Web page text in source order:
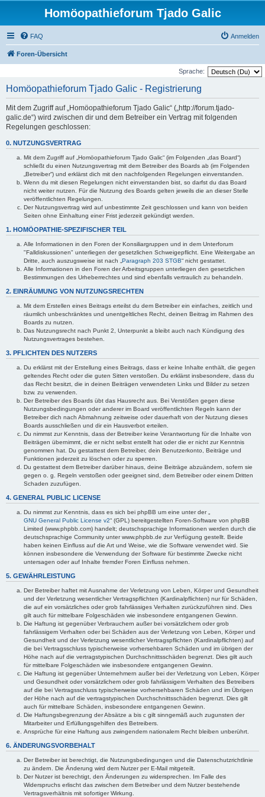
Homöopathieforum Tjado Galic
FAQ Anmelden
Foren-Übersicht
Sprache:
Homöopathieforum Tjado Galic - Registrierung
Mit dem Zugriff auf „Homöopathieforum Tjado Galic“ („http://forum.tjado-
galic.de“) wird zwischen dir und dem Betreiber ein Vertrag mit folgenden
Regelungen geschlossen:
0. NUTZUNGSVERTRAG
Mit dem Zugriff auf „Homöopathieforum Tjado Galic“ (im Folgenden „das Board“)
schließt du einen Nutzungsvertrag mit dem Betreiber des Boards ab (im Folgenden
„Betreiber“) und erklärst dich mit den nachfolgenden Regelungen einverstanden.
Wenn du mit diesen Regelungen nicht einverstanden bist, so darfst du das Board
nicht weiter nutzen. Für die Nutzung des Boards gelten jeweils die an dieser Stelle
veröffentlichten Regelungen.
Der Nutzungsvertrag wird auf unbestimmte Zeit geschlossen und kann von beiden
Seiten ohne Einhaltung einer Frist jederzeit gekündigt werden.
1. HOMÖOPATHIE-SPEZIFISCHER TEIL
Alle Informationen in den Foren der Konsiliargruppen und in dem Unterforum
"Falldiskussionen" unterliegen der gesetzlichen Schweigepflicht. Eine Weitergabe an
Dritte, auch auszugsweise ist nach „ Paragraph 203 STGB“ nicht gestattet.
Alle Informationen in den Foren der Arbeitsgruppen unterliegen den gesetzlichen
Bestimmungen des Urheberrechtes und sind ebenfalls vertraulich zu behandeln.
2. EINRÄUMUNG VON NUTZUNGSRECHTEN
Mit dem Erstellen eines Beitrags erteilst du dem Betreiber ein einfaches, zeitlich und
räumlich unbeschränktes und unentgeltliches Recht, deinen Beitrag im Rahmen des
Boards zu nutzen.
Das Nutzungsrecht nach Punkt 2, Unterpunkt a bleibt auch nach Kündigung des
Nutzungsvertrages bestehen.
3. PFLICHTEN DES NUTZERS
Du erklärst mit der Erstellung eines Beitrags, dass er keine Inhalte enthält, die gegen
geltendes Recht oder die guten Sitten verstoßen. Du erklärst insbesondere, dass du
das Recht besitzt, die in deinen Beiträgen verwendeten Links und Bilder zu setzen
bzw. zu verwenden.
Der Betreiber des Boards übt das Hausrecht aus. Bei Verstößen gegen diese
Nutzungsbedingungen oder anderer im Board veröffentlichten Regeln kann der
Betreiber dich nach Abmahnung zeitweise oder dauerhaft von der Nutzung dieses
Boards ausschließen und dir ein Hausverbot erteilen.
Du nimmst zur Kenntnis, dass der Betreiber keine Verantwortung für die Inhalte von
Beiträgen übernimmt, die er nicht selbst erstellt hat oder die er nicht zur Kenntnis
genommen hat. Du gestattest dem Betreiber, dein Benutzerkonto, Beiträge und
Funktionen jederzeit zu löschen oder zu sperren.
Du gestattest dem Betreiber darüber hinaus, deine Beiträge abzuändern, sofern sie
gegen o. g. Regeln verstoßen oder geeignet sind, dem Betreiber oder einem Dritten
Schaden zuzufügen.
4. GENERAL PUBLIC LICENSE
Du nimmst zur Kenntnis, dass es sich bei phpBB um eine unter der „
GNU General Public License v2“ (GPL) bereitgestellten Foren-Software von phpBB
Limited (www.phpbb.com) handelt; deutschsprachige Informationen werden durch die
deutschsprachige Community unter www.phpbb.de zur Verfügung gestellt. Beide
haben keinen Einfluss auf die Art und Weise, wie die Software verwendet wird. Sie
können insbesondere die Verwendung der Software für bestimmte Zwecke nicht
untersagen oder auf Inhalte fremder Foren Einfluss nehmen.
5. GEWÄHRLEISTUNG
Der Betreiber haftet mit Ausnahme der Verletzung von Leben, Körper und Gesundheit
und der Verletzung wesentlicher Vertragspflichten (Kardinalpflichten) nur für Schäden,
die auf ein vorsätzliches oder grob fahrlässiges Verhalten zurückzuführen sind. Dies
gilt auch für mittelbare Folgeschäden wie insbesondere entgangenen Gewinn.
Die Haftung ist gegenüber Verbrauchern außer bei vorsätzlichem oder grob
fahrlässigem Verhalten oder bei Schäden aus der Verletzung von Leben, Körper und
Gesundheit und der Verletzung wesentlicher Vertragspflichten (Kardinalpflichten) auf
die bei Vertragsschluss typischerweise vorhersehbaren Schäden und im übrigen der
Höhe nach auf die vertragstypischen Durchschnittsschäden begrenzt. Dies gilt auch
für mittelbare Folgeschäden wie insbesondere entgangenen Gewinn.
Die Haftung ist gegenüber Unternehmern außer bei der Verletzung von Leben, Körper
und Gesundheit oder vorsätzlichem oder grob fahrlässigem Verhalten des Betreibers
auf die bei Vertragsschluss typischerweise vorhersehbaren Schäden und im Übrigen
der Höhe nach auf die vertragstypischen Durchschnittsschäden begrenzt. Dies gilt
auch für mittelbare Schäden, insbesondere entgangenen Gewinn.
Die Haftungsbegrenzung der Absätze a bis c gilt sinngemäß auch zugunsten der
Mitarbeiter und Erfüllungsgehilfen des Betreibers.
Ansprüche für eine Haftung aus zwingendem nationalem Recht bleiben unberührt.
6. ÄNDERUNGSVORBEHALT
Der Betreiber ist berechtigt, die Nutzungsbedingungen und die Datenschutzrichtlinie
zu ändern. Die Änderung wird dem Nutzer per E-Mail mitgeteilt.
Der Nutzer ist berechtigt, den Änderungen zu widersprechen. Im Falle des
Widerspruchs erlischt das zwischen dem Betreiber und dem Nutzer bestehende
Vertragsverhältnis mit sofortiger Wirkung.